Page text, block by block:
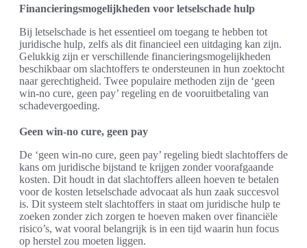
Financieringsmogelijkheden voor letselschade hulp
Bij letselschade is het essentieel om toegang te hebben tot
juridische hulp, zelfs als dit financieel een uitdaging kan zijn.
Gelukkig zijn er verschillende financieringsmogelijkheden
beschikbaar om slachtoffers te ondersteunen in hun zoektocht
naar gerechtigheid. Twee populaire methoden zijn de ‘geen
win-no cure, geen pay’ regeling en de vooruitbetaling van
schadevergoeding.
Geen win-no cure, geen pay
De ‘geen win-no cure, geen pay’ regeling biedt slachtoffers de
kans om juridische bijstand te krijgen zonder voorafgaande
kosten. Dit houdt in dat slachtoffers alleen hoeven te betalen
voor de kosten letselschade advocaat als hun zaak succesvol
is. Dit systeem stelt slachtoffers in staat om juridische hulp te
zoeken zonder zich zorgen te hoeven maken over financiële
risico’s, wat vooral belangrijk is in een tijd waarin hun focus
op herstel zou moeten liggen.